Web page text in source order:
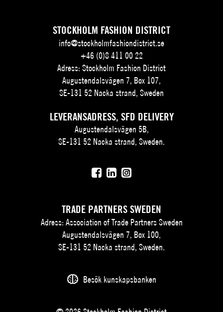
STOCKHOLM FASHION DISTRICT
info@stockholmfashiondistrict.se
+46 (0)8 411 00 22
Adress: Stockholm Fashion District
Augustendalsvägen 7, Box 107,
SE-131 52 Nacka strand, Sweden
LEVERANSADRESS, SFD DELIVERY
Augustendalsvägen 5B,
SE-131 52 Nacka strand, Sweden.
TRADE PARTNERS SWEDEN
Adress: Association of Trade Partners Sweden
Augustendalsvägen 7, Box 100,
SE-131 52 Nacka strand, Sweden.
Besök kunskapsbanken